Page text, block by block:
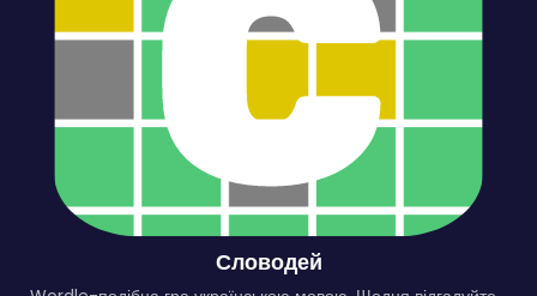
Словодей